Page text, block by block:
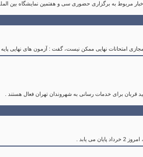
مربوط به برگزاری حضوری سی و هفتمین نمایشگاه بین
ممکن نیست، گفت : آزمون های نهایی پایه های یازدهم و دوازدهم، حداقل 15 روز بعد از
برای خدمات رسانی به شهروندان تهران فعال هستند .